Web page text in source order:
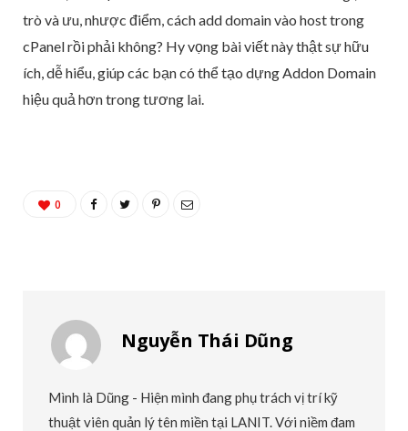
trò và ưu, nhược điểm, cách add domain vào host trong
cPanel rồi phải không? Hy vọng bài viết này thật sự hữu
ích, dễ hiểu, giúp các bạn có thể tạo dựng Addon Domain
hiệu quả hơn trong tương lai.
0
Nguyễn Thái Dũng
Mình là Dũng - Hiện mình đang phụ trách vị trí kỹ
thuật viên quản lý tên miền tại LANIT. Với niềm đam